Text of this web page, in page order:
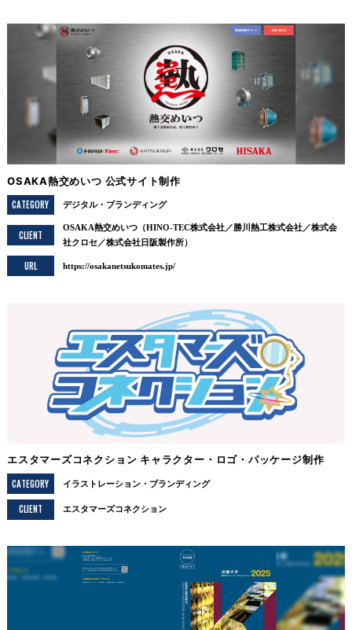
OSAKA熱交めいつ 公式サイト制作
CATEGORY
デジタル ブランディング
CLIENT
OSAKA熱交めいつ（HINO-TEC株式会社／勝川熱工株式会社／株式会
社クロセ／株式会社日阪製作所）
URL https://osakanetsukomates.jp/
エスタマーズコネクション キャラクター・ロゴ・パッケージ制作
CATEGORY
イラストレーション ブランディング
CLIENT エスタマーズコネクション